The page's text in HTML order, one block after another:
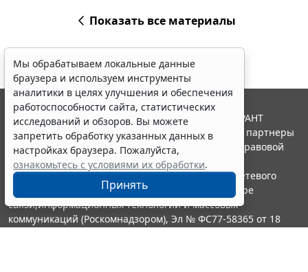
Показать все материалы
Мы обрабатываем локальные данные
браузера и используем инструменты
аналитики в целях улучшения и обеспечения
работоспособности сайта, статистических
исследований и обзоров. Вы можете
запретить обработку указанных данных в
настройках браузера. Пожалуйста,
ознакомьтесь с условиями их обработки.
Принять
© ООО "НПП "ГАРАНТ-СЕРВИС", 2026. Система ГАРАНТ
выпускается с 1990 года. Компания "Гарант" и ее партнеры
являются участниками Российской ассоциации правовой
информации ГАРАНТ.
Портал ГАРАНТ.РУ зарегистрирован в качестве сетевого
издания Федеральной службой по надзору в сфере
связи,информационных технологий и массовых
коммуникаций (Роскомнадзором), Эл № ФС77-58365 от 18